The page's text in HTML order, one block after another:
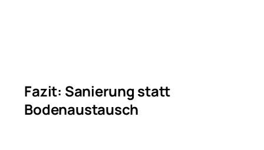
Fazit: Sanierung statt
Bodenaustausch